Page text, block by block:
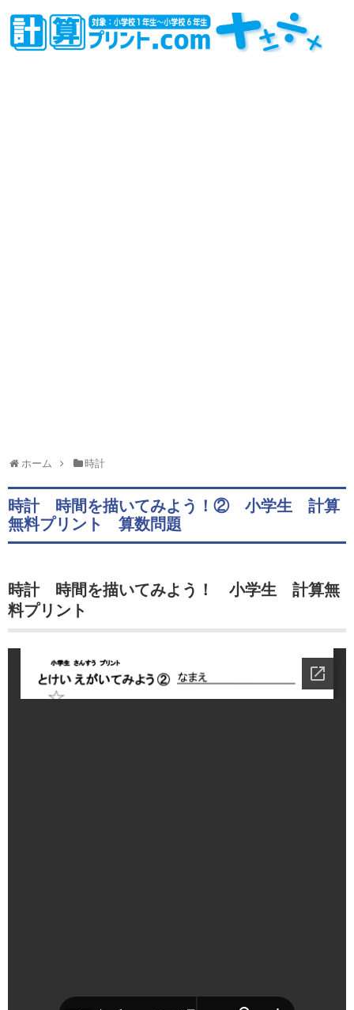
ホーム 時計
時計 時間を描いてみよう！② 小学生 計算
無料プリント 算数問題
時計 時間を描いてみよう！ 小学生 計算無
料プリント